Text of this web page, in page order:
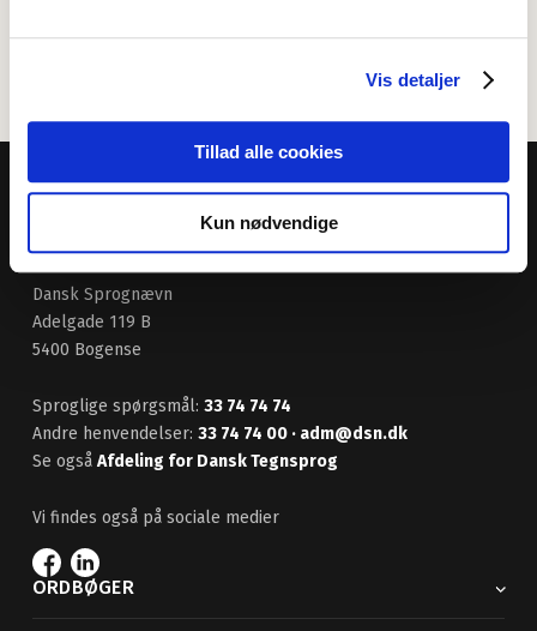
Vis detaljer
Tillad alle cookies
Kun nødvendige
Dansk Sprognævn
Adelgade 119 B
5400 Bogense
Sproglige spørgsmål: 33 74 74 74
Andre henvendelser: 33 74 74 00 · adm@dsn.dk
Se også Afdeling for Dansk Tegnsprog
Vi findes også på sociale medier
ORDBØGER